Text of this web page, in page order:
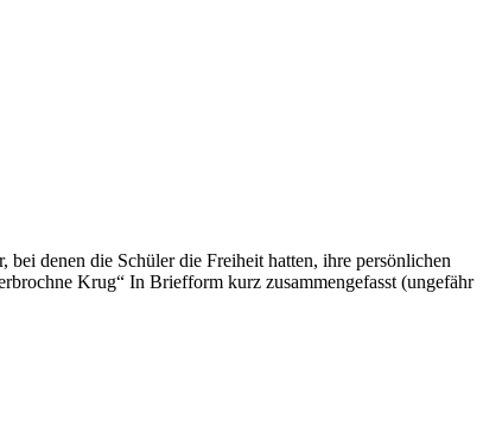
denen die Schüler die Freiheit hatten, ihre persönlichen
Krug“ In Briefform kurz zusammengefasst (ungefähr